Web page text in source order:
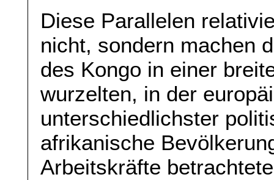
Diese Parallelen
nicht, sondern machen
des Kongo in einer
wurzelten, in der
unterschiedlichster
afrikanische
Arbeitskräfte